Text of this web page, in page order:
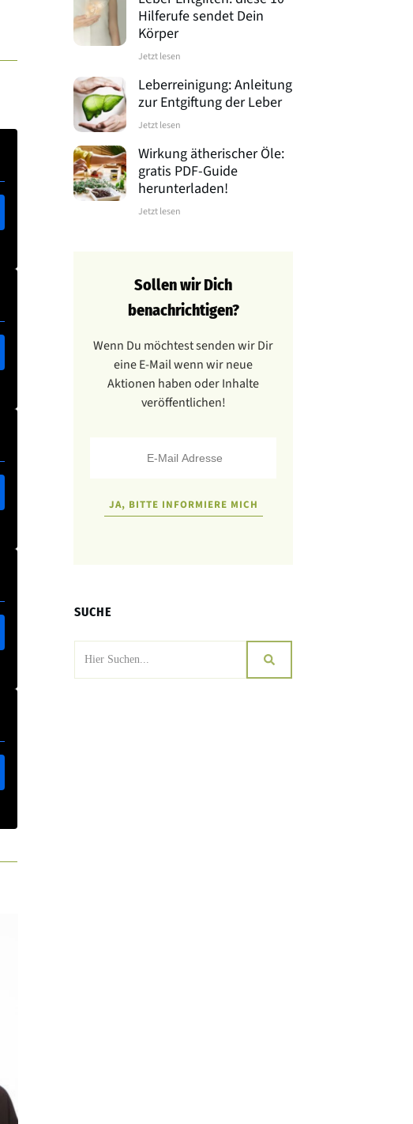
Hilferufe sendet Dein
Körper
Jetzt lesen
Leberreinigung: Anleitung
zur Entgiftung der Leber
Jetzt lesen
Wirkung ätherischer Öle:
gratis PDF-Guide
herunterladen!
Jetzt lesen
Sollen wir Dich
benachrichtigen?
Wenn Du möchtest senden wir Dir
eine E-Mail wenn wir neue
Aktionen haben oder Inhalte
veröffentlichen!
JA, BITTE INFORMIERE MICH
SUCHE